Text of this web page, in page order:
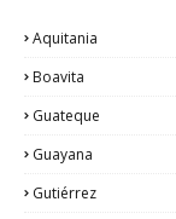
Aquitania
Boavita
Guateque
Guayana
Gutiérrez